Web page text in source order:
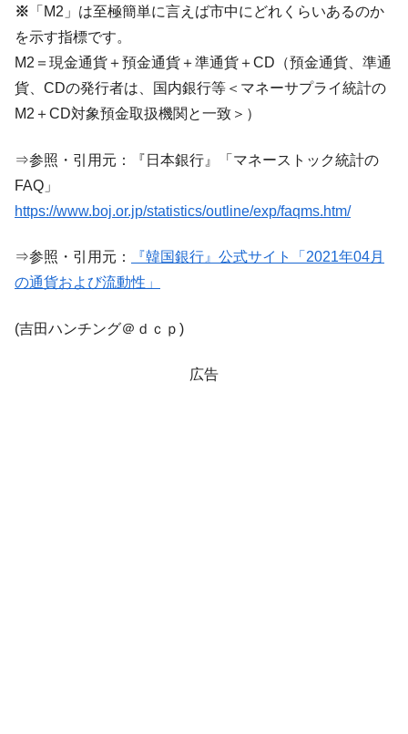
ャンペーン」⇒ あの名物教授も登場！
『Money1』
韓国「橋が落ちました」⇒ 耐久性「なさす
ぎ」では。
『Money1』
韓国鉄鋼最大手『POSCO』ズブズブ沈む。
営業利益80.2％も減少
塊！
Fact1
府県とは？
Fact1 今話題の「楽天ライオンズ」とは？
Fact1 奇跡の毛色「白毛馬」とは？
える賞金とは？
※ 「M2」は至極簡単に言えば市中にどれくらいあるのか
を示す指標です。
M2＝現金通貨＋預金通貨＋準通貨＋CD（預金通貨、準通
貨、CDの発行者は、国内銀行等＜マネーサプライ統計の
M2＋CD対象預金取扱機関と一致＞）
⇒参照・引用元：『日本銀行』「マネーストック統計の
FAQ」
https://www.boj.or.jp/statistics/outline/exp/faqms.htm/
⇒参照・引用元：
『韓国銀行』公式サイト「2021年04月
の通貨および流動性」
(吉田ハンチング＠ｄｃｐ)
広告